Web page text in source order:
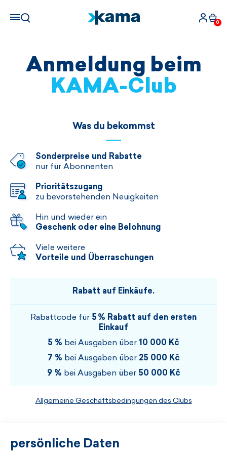
0
Anmeldung beim
KAMA-Club
Was du bekommst
Sonderpreise und Rabatte
nur für Abonnenten
Prioritätszugang
zu bevorstehenden Neuigkeiten
Hin und wieder ein
Geschenk oder eine Belohnung
Viele weitere
Vorteile und Überraschungen
Rabatt auf Einkäufe.
Rabattcode für 5 % Rabatt auf den ersten
Einkauf
5 % bei Ausgaben über 10 000 Kč
7 % bei Ausgaben über 25 000 Kč
9 % bei Ausgaben über 50 000 Kč
Allgemeine Geschäftsbedingungen des Clubs
persönliche Daten